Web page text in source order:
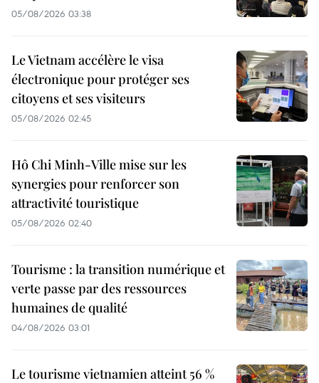
05/08/2026 03:38
Le Vietnam accélère le visa
électronique pour protéger ses
citoyens et ses visiteurs
05/08/2026 02:45
Hô Chi Minh-Ville mise sur les
synergies pour renforcer son
attractivité touristique
05/08/2026 02:40
Tourisme : la transition numérique et
verte passe par des ressources
humaines de qualité
04/08/2026 03:01
Le tourisme vietnamien atteint 56 %